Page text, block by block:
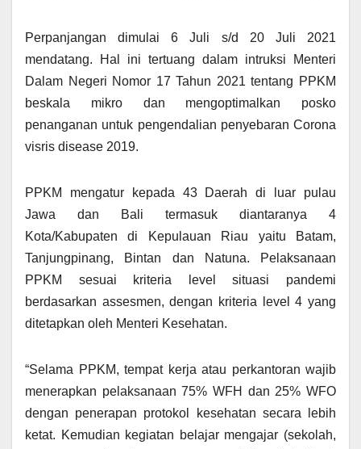
Perpanjangan dimulai 6 Juli s/d 20 Juli 2021
mendatang. Hal ini tertuang dalam intruksi Menteri
Dalam Negeri Nomor 17 Tahun 2021 tentang PPKM
beskala mikro dan mengoptimalkan posko
penanganan untuk pengendalian penyebaran Corona
visris disease 2019.
PPKM mengatur kepada 43 Daerah di luar pulau
Jawa dan Bali termasuk diantaranya 4
Kota/Kabupaten di Kepulauan Riau yaitu Batam,
Tanjungpinang, Bintan dan Natuna. Pelaksanaan
PPKM sesuai kriteria level situasi pandemi
berdasarkan assesmen, dengan kriteria level 4 yang
ditetapkan oleh Menteri Kesehatan.
“Selama PPKM, tempat kerja atau perkantoran wajib
menerapkan pelaksanaan 75% WFH dan 25% WFO
dengan penerapan protokol kesehatan secara lebih
ketat. Kemudian kegiatan belajar mengajar (sekolah,